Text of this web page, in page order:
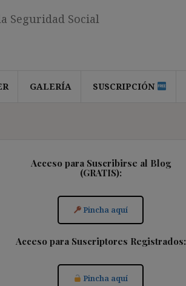
Seguridad Social
GALERÍA SUSCRIPCIÓN
Acceso para Suscribirse al Blog
(GRATIS):
Pincha aquí
Acceso para Suscriptores Registrados:
Pincha aquí